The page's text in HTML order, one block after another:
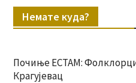
Немате куда?
Почиње ЕСТАМ:
Крагујевац